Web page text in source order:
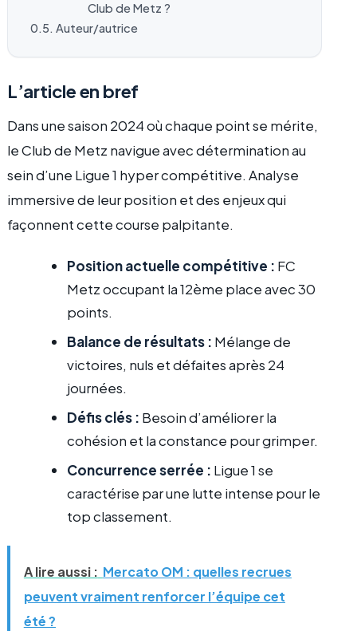
Club de Metz ?
Auteur/autrice
L’article en bref
Dans une saison 2024 où chaque point se mérite,
le Club de Metz navigue avec détermination au
sein d’une Ligue 1 hyper compétitive. Analyse
immersive de leur position et des enjeux qui
façonnent cette course palpitante.
Position actuelle compétitive : FC
Metz occupant la 12ème place avec 30
points.
Balance de résultats : Mélange de
victoires, nuls et défaites après 24
journées.
Défis clés : Besoin d’améliorer la
cohésion et la constance pour grimper.
Concurrence serrée : Ligue 1 se
caractérise par une lutte intense pour le
top classement.
A lire aussi : Mercato OM : quelles recrues
peuvent vraiment renforcer l’équipe cet
été ?